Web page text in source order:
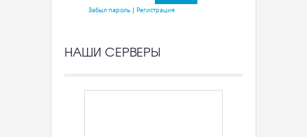
Забыл пароль| Регистрация
НАШИ СЕРВЕРЫ